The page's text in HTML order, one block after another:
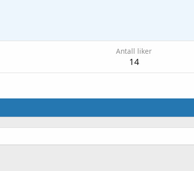
Antall liker
14